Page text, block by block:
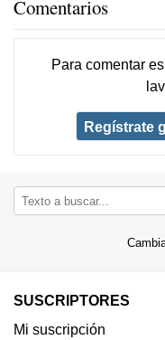
Comentarios
Para comentar
Regístrate
SUSCRIPTORES
Mi suscripción